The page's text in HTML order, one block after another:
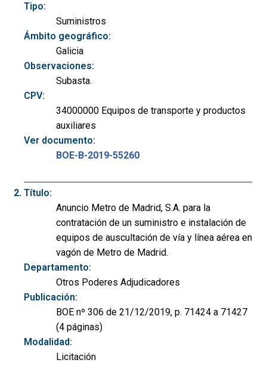
Tipo:
Suministros
Ámbito geográfico:
Galicia
Observaciones:
Subasta.
CPV:
34000000 Equipos de transporte y productos
auxiliares
Ver documento:
BOE-B-2019-55260
Título:
Anuncio Metro de Madrid, S.A. para la
contratación de un suministro e instalación de
equipos de auscultación de vía y línea aérea en
vagón de Metro de Madrid.
Departamento:
Otros Poderes Adjudicadores
Publicación:
BOE nº 306 de 21/12/2019, p. 71424 a 71427
(4 páginas)
Modalidad:
Licitación